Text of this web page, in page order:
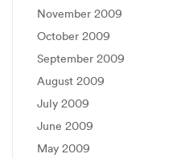
November 2009
October 2009
September 2009
August 2009
July 2009
June 2009
May 2009